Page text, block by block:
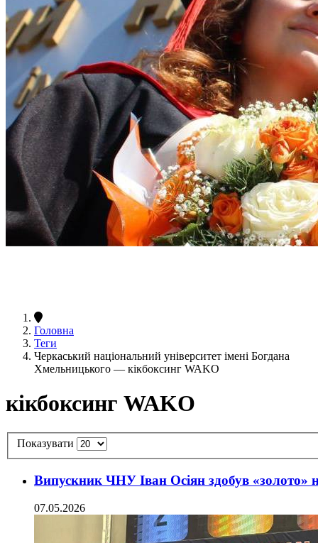
Головна
Теги
Черкаський національний університет імені Богдана
Хмельницького — кікбоксинг WAKO
кікбоксинг WAKO
Показувати
Випускник ЧНУ Іван Осіян здобув «золото»
07.05.2026